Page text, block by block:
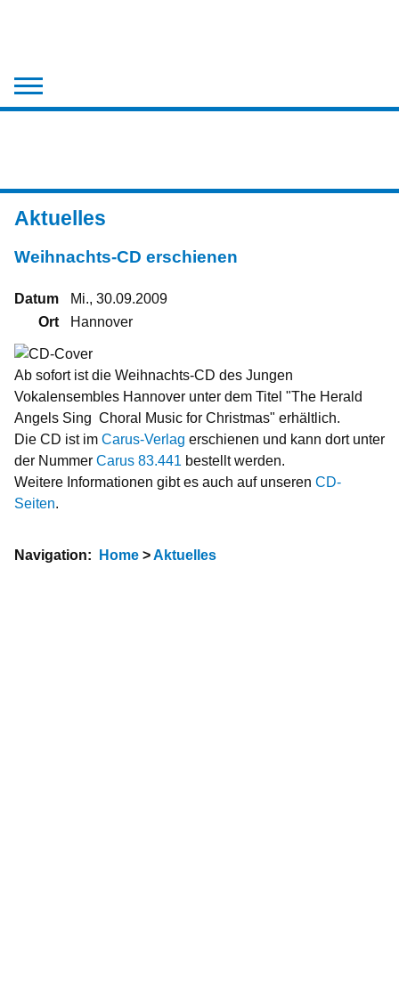
Chronik
Medien
Kontakt
Aktuelles
Weihnachts-CD erschienen
Datum
Mi., 30.09.2009
Ort
Hannover
Ab sofort ist die Weihnachts-CD des Jungen
Vokalensembles Hannover unter dem Titel "The Herald
Angels Sing  Choral Music for Christmas" erhältlich.
Die CD ist im Carus-Verlag erschienen und kann dort unter
der Nummer Carus 83.441 bestellt werden.
Weitere Informationen gibt es auch auf unseren CD-
Seiten.
Navigation: Home >Aktuelles